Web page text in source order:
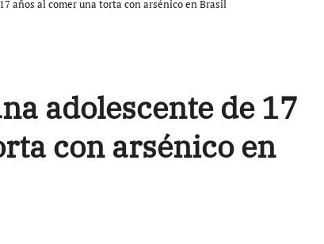
años al comer una torta con arsénico en Brasil
adolescente de 17
con arsénico en